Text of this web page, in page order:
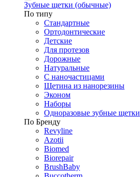
Зубные щетки (обычные)
По типу
Стандартные
Ортодонтические
Детские
Для протезов
Дорожные
Натуральные
С наночастицами
Щетина из нанорезины
Эконом
Наборы
Одноразовые зубные щетки
По Бренду
Revyline
Azotii
Biomed
Biorepair
BrushBaby